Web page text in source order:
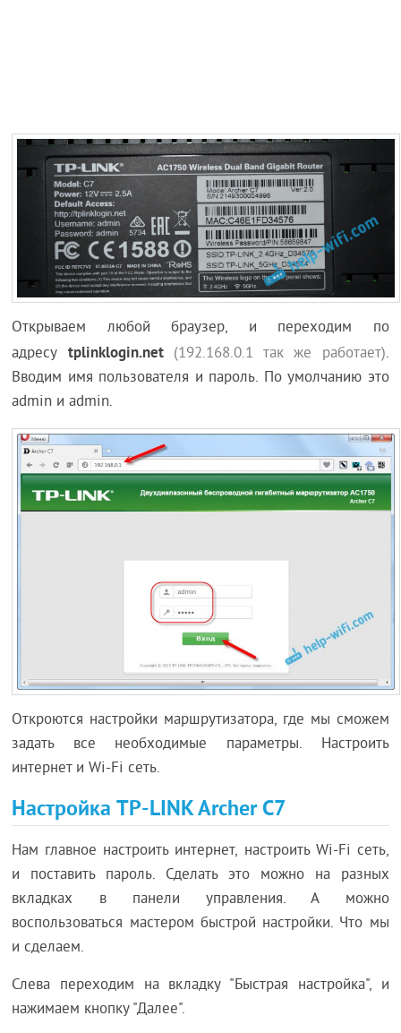
Открываем любой браузер, и переходим по
адресу tplinklogin.net (192.168.0.1 так же работает).
Вводим имя пользователя и пароль. По умолчанию это
admin и admin.
Откроются настройки маршрутизатора, где мы сможем
задать все необходимые параметры. Настроить
интернет и Wi-Fi сеть.
Настройка TP-LINK Archer C7
Нам главное настроить интернет, настроить Wi-Fi сеть,
и поставить пароль. Сделать это можно на разных
вкладках в панели управления. А можно
воспользоваться мастером быстрой настройки. Что мы
и сделаем.
Слева переходим на вкладку "Быстрая настройка", и
нажимаем кнопку "Далее".